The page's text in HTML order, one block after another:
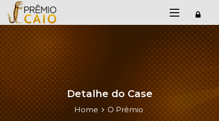
Detalhe do Case
Home O Prêmio